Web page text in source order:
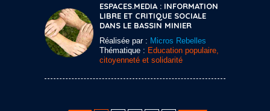
ESPACES.MEDIA : INFORMATION
LIBRE ET CRITIQUE SOCIALE
DANS LE BASSIN MINIER
Réalisée par : Micros Rebelles
Thématique : Education populaire,
citoyenneté et solidarité